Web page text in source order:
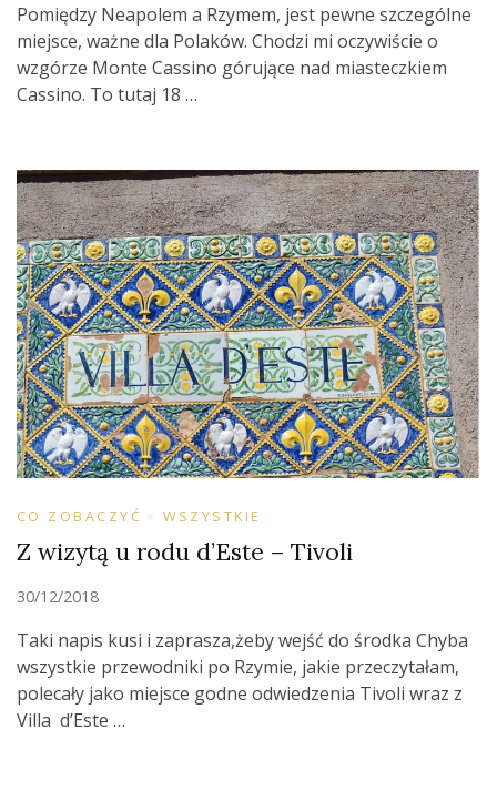
Pomiędzy Neapolem a Rzymem, jest pewne szczególne
miejsce, ważne dla Polaków. Chodzi mi oczywiście o
wzgórze Monte Cassino górujące nad miasteczkiem
Cassino. To tutaj 18 …
CO ZOBACZYĆ WSZYSTKIE
Z wizytą u rodu d’Este – Tivoli
30/12/2018
Taki napis kusi i zaprasza,żeby wejść do środka Chyba
wszystkie przewodniki po Rzymie, jakie przeczytałam,
polecały jako miejsce godne odwiedzenia Tivoli wraz z
Villa d’Este …